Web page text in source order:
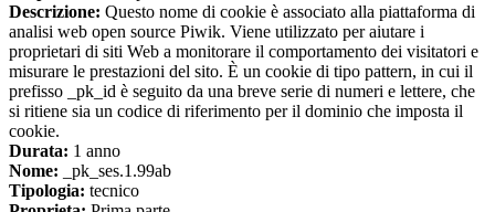
Descrizione: Questo nome di cookie è associato alla piattaforma di
analisi web open source Piwik. Viene utilizzato per aiutare i
proprietari di siti Web a monitorare il comportamento dei visitatori e
misurare le prestazioni del sito. È un cookie di tipo pattern, in cui il
prefisso _pk_id è seguito da una breve serie di numeri e lettere, che
si ritiene sia un codice di riferimento per il dominio che imposta il
cookie.
Durata: 1 anno
Nome: _pk_ses.1.99ab
Tipologia: tecnico